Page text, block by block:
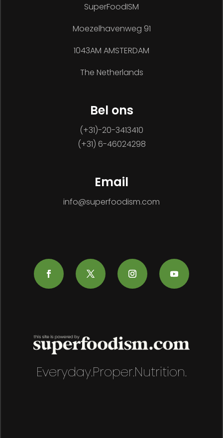
SuperFoodISM
Moezelhavenweg 91
1043AM AMSTERDAM
The Netherlands
Bel ons
(+31)-20-3413410
(+31) 6-46024298
Email
info@superfoodism.com
Everyday.Proper.Nutrition.